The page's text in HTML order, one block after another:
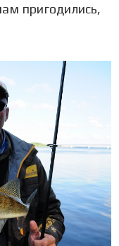
пригодились,